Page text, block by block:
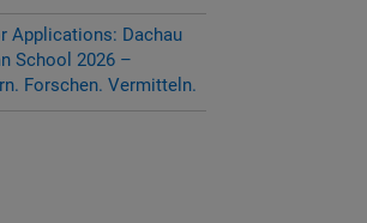
Applications: Dachau
School 2026 –
Forschen. Vermitteln.